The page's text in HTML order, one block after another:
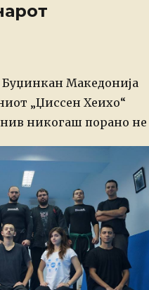
Македонија
„Џиссен Хеихо“
никогаш порано не